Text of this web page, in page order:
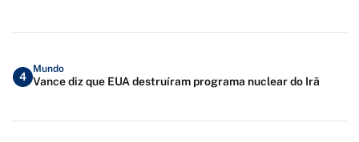
4
Mundo
Vance diz que EUA destruíram programa nuclear do Irã